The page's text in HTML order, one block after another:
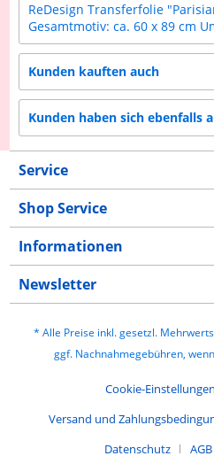
ReDesign Transferfolie
Gesamtmotiv: ca. 60 x 89 cm
Kunden kauften auch
Kunden haben sich ebenfalls
Service
Shop Service
Informationen
Newsletter
* Alle Preise inkl. gesetzl.
ggf. Nachnahmegebühren,
Cookie-Einstellungen
Versand und
Datenschutz
AGB